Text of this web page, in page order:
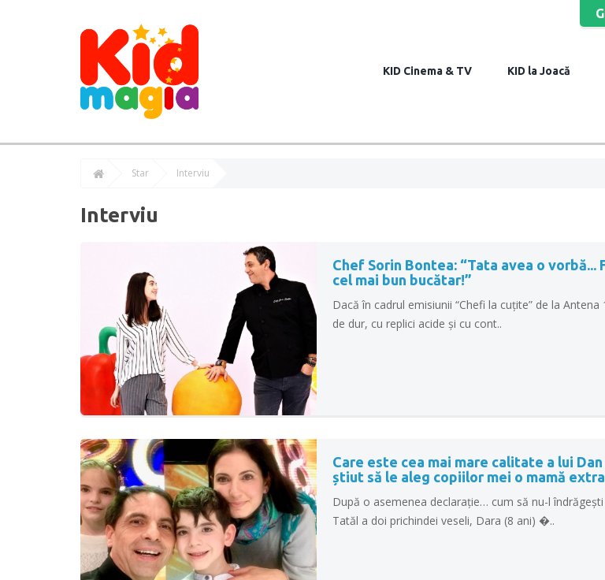
Cinema & TV la Joacă
Star Interviu
Interviu
Chef Sorin Bontea: “Tata avea o vorbă...
cel mai bun bucătar!”
Dacă în cadrul emisiunii “Chefi la cuțite” de la
de dur, cu replici acide și cu cont..
Care este cea mai mare calitate a lui Dan
știut să le aleg copiilor mei o mamă
După o asemenea declarație… cum să nu-l îndrăgești
Tatăl a doi prichindei veseli, Dara (8 ani) �..